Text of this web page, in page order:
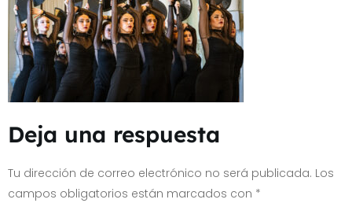
Deja una respuesta
Tu dirección de correo electrónico no será publicada. Los
campos obligatorios están marcados con *